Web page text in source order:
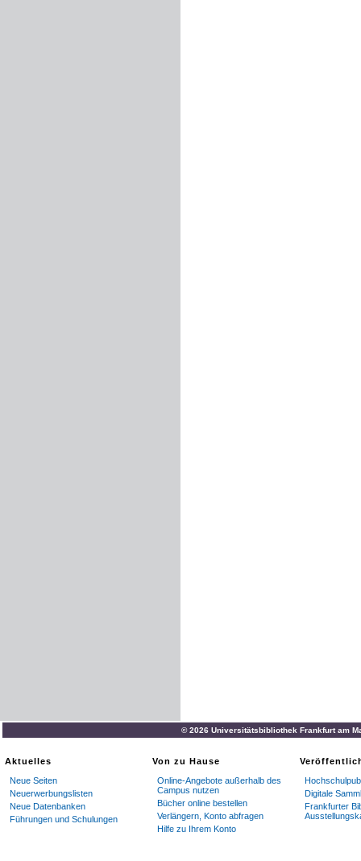
© 2026 Universitätsbibliothek Frankfurt am
Aktuelles
Neue Seiten
Neuerwerbungslisten
Neue Datenbanken
Führungen und Schulungen
Von zu Hause
Online-Angebote außerhalb des
Campus nutzen
Bücher online bestellen
Verlängern, Konto abfragen
Hilfe zu Ihrem Konto
Digitale
Frankfurter